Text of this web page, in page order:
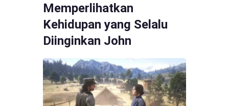
Memperlihatkan
Kehidupan yang Selalu
Diinginkan John